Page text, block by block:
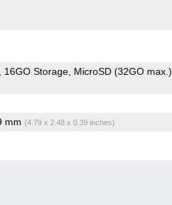
16GO Storage MicroSD (32GO max.)
mm (4.79 x 2.48 x 0.39 inches)